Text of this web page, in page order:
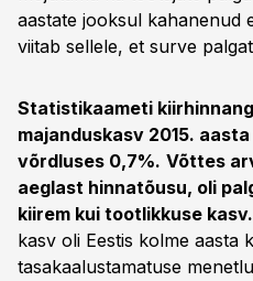
aastate jooksul kahanenud
viitab sellele, et surve
Statistikaameti
majanduskasv 2015.
võrdluses 0,7%. Võttes
aeglast hinnatõusu, oli
kiirem kui tootlikkuse kasv.
kasv oli Eestis kolme aasta
tasakaalustamatuse